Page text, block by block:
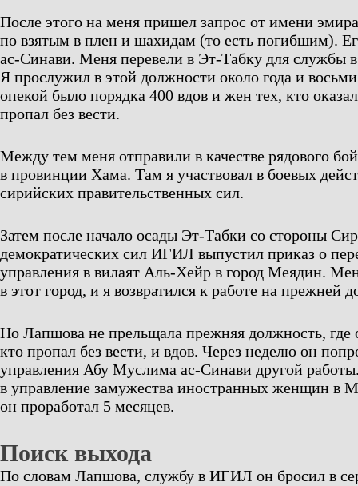
После этого на меня пришел запрос от имени
по взятым в плен и шахидам (то есть погибшим).
ас-Синави. Меня перевели в Эт-Табку для службы
Я прослужил в этой должности около года и
опекой было порядка 400 вдов и жен тех, кто
пропал без вести.
Между тем меня отправили в качестве рядового
в провинции Хама. Там я участвовал в боевых
сирийских правительственных сил.
Затем после начало осады Эт-Табки со стороны
демократических сил ИГИЛ выпустил приказ о
управления в вилаят Аль-Хейр в город Меядин.
в этот город, и я возвратился к работе на прежней
Но Лапшова не прельщала прежняя должность, где
кто пропал без вести, и вдов. Через неделю он
управления Абу Муслима ас-Синави другой
в управление замужества иностранных женщин в
он проработал 5 месяцев.
Поиск выхода
По словам Лапшова, службу в ИГИЛ он бросил в